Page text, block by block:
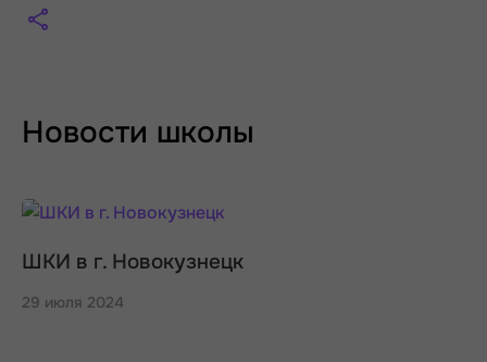
Новости школы
ШКИ в г. Новокузнецк
29 июля 2024